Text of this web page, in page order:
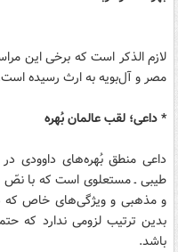
لازم الذکر است که برخی این
مصر و آل‌بویه به ارث رسیده
* داعی؛ لقب عالمان بُهره
داعی منطق بُهره‌های داوودی
طیبی ـ مستعلوی است که با
و مذهبی و ویژگی‌های خاص که
بدین ترتیب لزومی ندارد که
باشد.